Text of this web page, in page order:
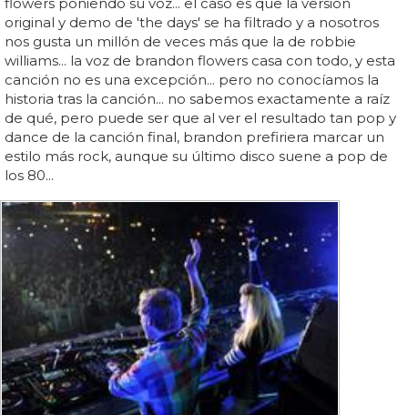
original y demo de 'the days' se ha filtrado y a nosotros
nos gusta un millón de veces más que la de robbie
williams... la voz de brandon flowers casa con todo, y esta
canción no es una excepción... pero no conocíamos la
historia tras la canción... no sabemos exactamente a raíz
de qué, pero puede ser que al ver el resultado tan pop y
dance de la canción final, brandon prefiriera marcar un
estilo más rock, aunque su último disco suene a pop de
los 80...